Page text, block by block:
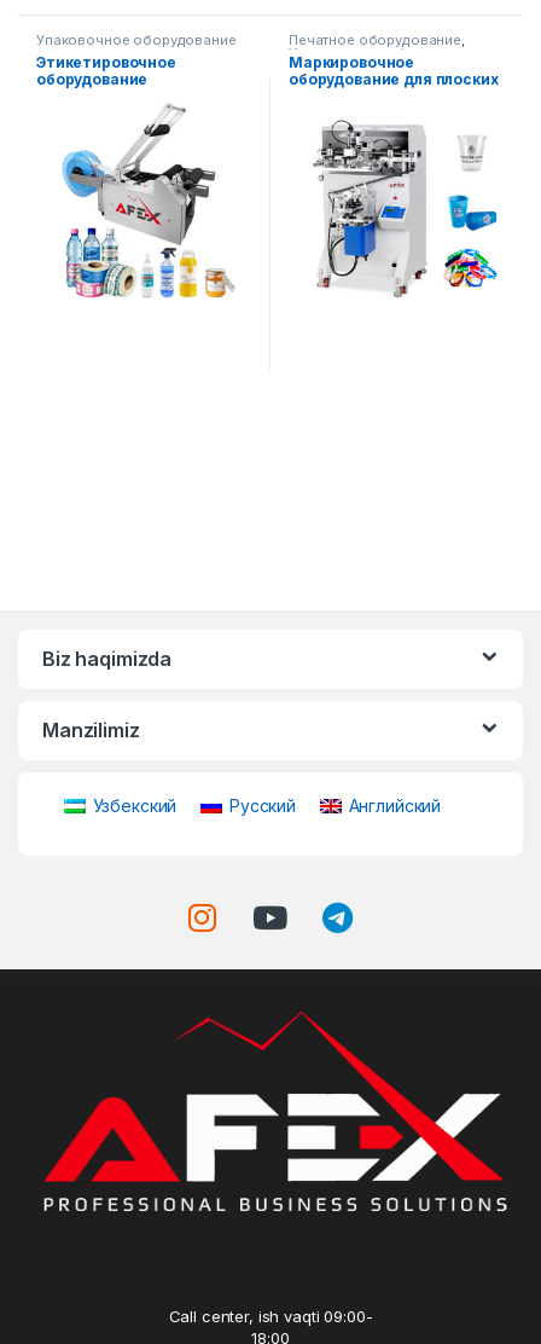
Упаковочное оборудование
Этикетировочное
оборудование
Печатное оборудование,
Упаковочное оборудование
Маркировочное
оборудование для плоских
Biz haqimizda
Manzilimiz
Узбекский Русский Английский
Call center, ish vaqti 09:00-
18:00